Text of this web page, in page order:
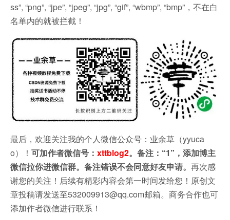
ss”, “png”, “jpe”, “jpeg”, “jpg”, “gif”, “wbmp”, “bmp”，不在白
名单内的就被拦截！
最后，欢迎关注我的个人微信公众号：业余草（yyuca
o）！ 可加作者微信号： xttblog2。备注：“1”，添加博主
微信拉你进微信群。备注错误不会同意好友申请。 再次感
谢您的关注！后续有精彩内容会第一时间发给您！原创文
章投稿请发送至532009913@qq.com邮箱。商务合作也可
添加作者微信进行联系！